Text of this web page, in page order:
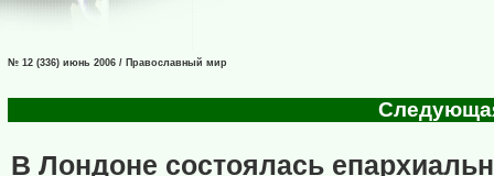
№ 12 (336) июнь 2006 / Православный мир
В Лондоне состоялась